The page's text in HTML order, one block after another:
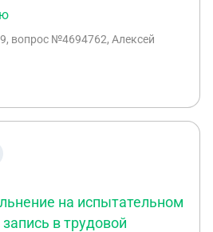
прогула? Со дня
Желательна
, вопрос №4694762, Алексей
на испытательном
в трудовой